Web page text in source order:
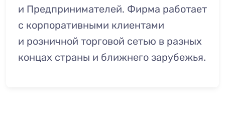
и Предпринимателей. Фирма работает
с корпоративными клиентами
и розничной торговой сетью в разных
концах страны и ближнего зарубежья.